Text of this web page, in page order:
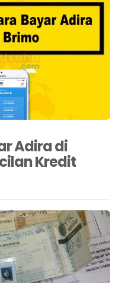
Adira di
Kredit